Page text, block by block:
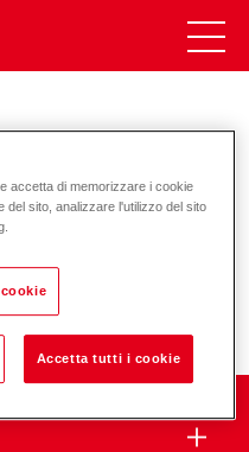
i okoliš
accetta di memorizzare i cookie
del sito, analizzare l'utilizzo del sito
Accetta tutti i cookie